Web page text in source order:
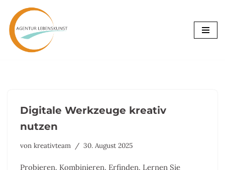
Zum
Inhalt
springen
Digitale Werkzeuge kreativ
nutzen
von kreativteam 30. August 2025
Probieren. Kombinieren. Erfinden. Lernen Sie